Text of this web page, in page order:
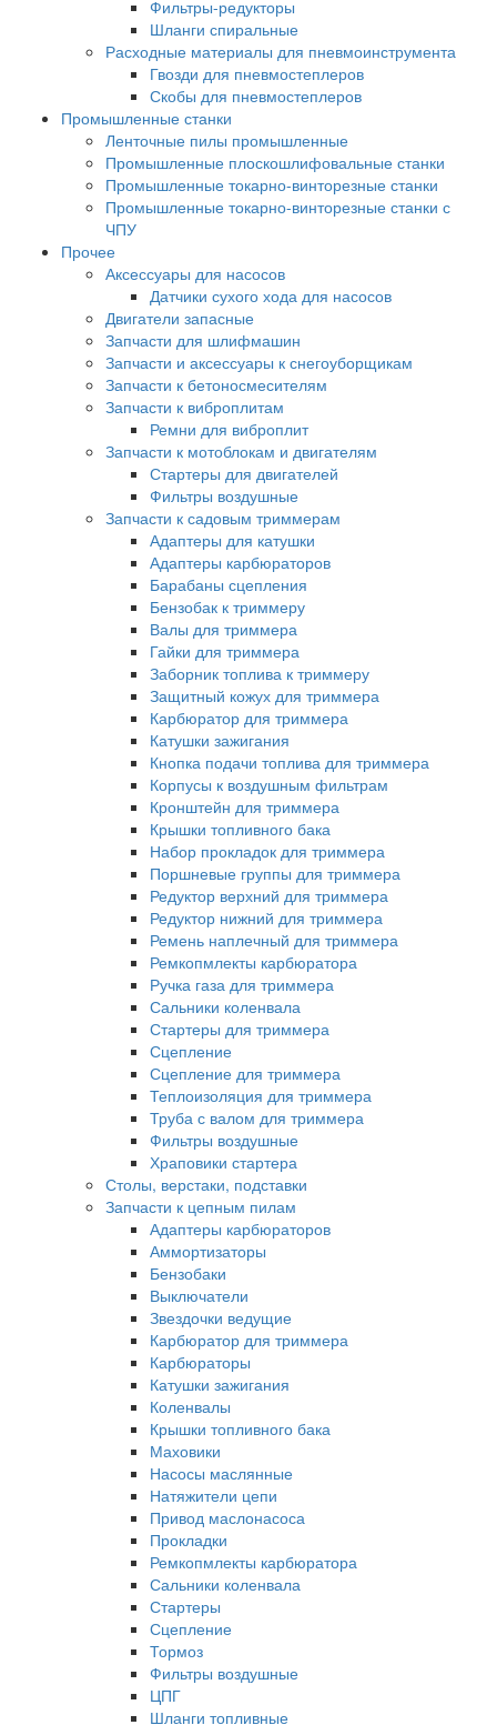
Фильтры-редукторы
Шланги спиральные
Расходные материалы для пневмоинструмента
Гвозди для пневмостеплеров
Скобы для пневмостеплеров
Промышленные станки
Ленточные пилы промышленные
Промышленные плоскошлифовальные станки
Промышленные токарно-винторезные станки
Промышленные токарно-винторезные станки с
ЧПУ
Прочее
Аксессуары для насосов
Датчики сухого хода для насосов
Двигатели запасные
Запчасти для шлифмашин
Запчасти и аксессуары к снегоуборщикам
Запчасти к бетоносмесителям
Запчасти к виброплитам
Ремни для виброплит
Запчасти к мотоблокам и двигателям
Стартеры для двигателей
Фильтры воздушные
Запчасти к садовым триммерам
Адаптеры для катушки
Адаптеры карбюраторов
Барабаны сцепления
Бензобак к триммеру
Валы для триммера
Гайки для триммера
Заборник топлива к триммеру
Защитный кожух для триммера
Карбюратор для триммера
Катушки зажигания
Кнопка подачи топлива для триммера
Корпусы к воздушным фильтрам
Кронштейн для триммера
Крышки топливного бака
Набор прокладок для триммера
Поршневые группы для триммера
Редуктор верхний для триммера
Редуктор нижний для триммера
Ремень наплечный для триммера
Ремкопмлекты карбюратора
Ручка газа для триммера
Сальники коленвала
Стартеры для триммера
Сцепление
Сцепление для триммера
Теплоизоляция для триммера
Труба с валом для триммера
Фильтры воздушные
Храповики стартера
Столы, верстаки, подставки
Запчасти к цепным пилам
Адаптеры карбюраторов
Аммортизаторы
Бензобаки
Выключатели
Звездочки ведущие
Карбюратор для триммера
Карбюраторы
Катушки зажигания
Коленвалы
Крышки топливного бака
Маховики
Насосы маслянные
Натяжители цепи
Привод маслонасоса
Прокладки
Ремкопмлекты карбюратора
Сальники коленвала
Стартеры
Сцепление
Тормоз
Фильтры воздушные
ЦПГ
Шланги топливные